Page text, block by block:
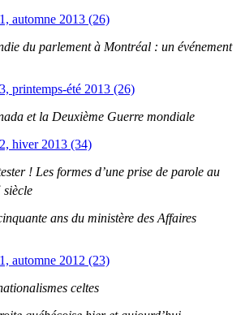
automne 2013 (26)
du parlement à Montréal : un événement
printemps-été 2013 (26)
et la Deuxième Guerre mondiale
hiver 2013 (34)
! Les formes d’une prise de parole au
siècle
ans du ministère des Affaires
automne 2012 (23)
celtes